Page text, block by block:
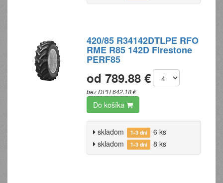
420/85 R34142DTLPE RFO
RME R85 142D Firestone
PERF85
od 789.88 €
bez DPH 642.18 €
Do košíka
skladom 1-3 dni
6 ks
skladom
1-3 dni 8 ks